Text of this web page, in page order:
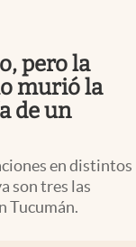
pero la
murió la
de un
en distintos
son tres las
Tucumán.